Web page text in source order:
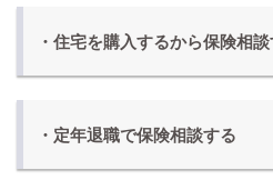
・住宅を購入するから保険相
・定年退職で保険相談する